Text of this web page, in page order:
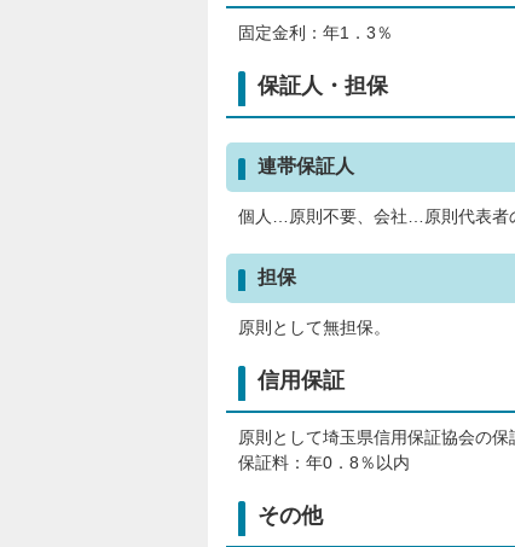
固定金利：年1．3％
保証人・担保
連帯保証人
個人…原則不要、会社…原則代表者
担保
原則として無担保。
信用保証
原則として埼玉県信用保証協会の保
保証料：年0．8％以内
その他